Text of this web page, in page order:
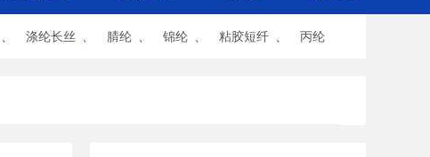
涤纶长丝 腈纶 锦纶 粘胶短纤 丙纶